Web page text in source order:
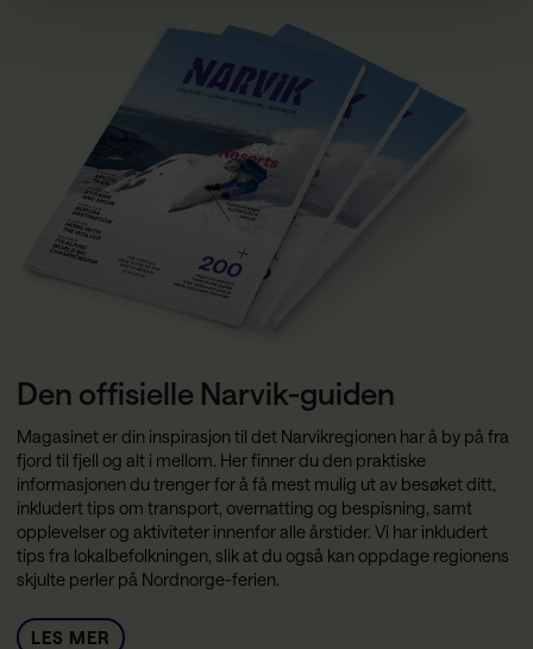
Den offisielle Narvik-guiden
Magasinet er din inspirasjon til det Narvikregionen har å by på fra
fjord til fjell og alt i mellom. Her finner du den praktiske
informasjonen du trenger for å få mest mulig ut av besøket ditt,
inkludert tips om transport, overnatting og bespisning, samt
opplevelser og aktiviteter innenfor alle årstider. Vi har inkludert
tips fra lokalbefolkningen, slik at du også kan oppdage regionens
skjulte perler på Nordnorge-ferien.
LES MER